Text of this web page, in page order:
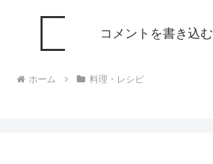
コメントを書き込む
ホーム 料理・レシピ